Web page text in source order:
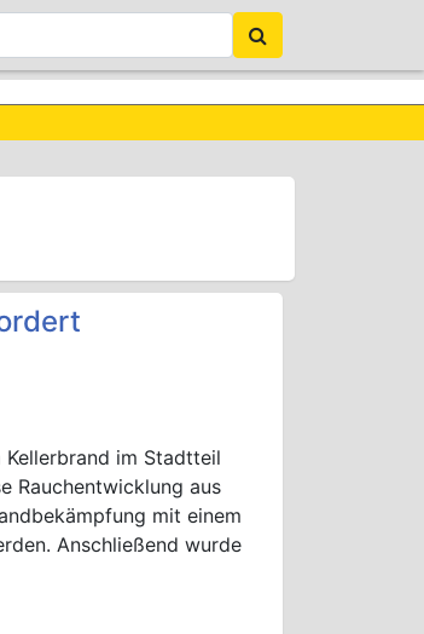
Kellerbrand im Stadtteil
Rauchentwicklung aus
mit einem
Anschließend wurde